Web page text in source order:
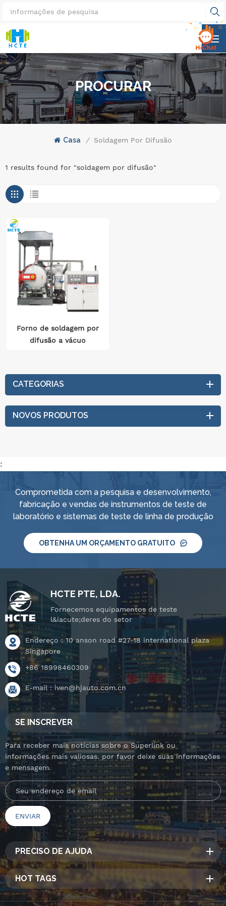
PROCURAR
Casa / Soldagem Por Difusão
1 results found for "soldagem por difusão"
Forno de soldagem por
difusão a vácuo
CATEGORIAS
NOVOS PRODUTOS
:
Comprometida com a pesquisa e desenvolvimento,
fabricação e vendas de instrumentos de teste de
laboratório e sistemas de teste de linha de produção
OBTENHA UM ORÇAMENTO GRATUITO
HCTE PTE, LDA.
Fornecemos equipamentos de teste
l&iacute;deres do setor
Endereço : 10 anson road #27-18 international plaza
Singapore
+86 18998460309
E-mail :iven@hjauto.com.cn
SE INSCREVER
Para receber mais notícias sobre o Superlink ou
informações mais valiosas. por favor deixe suas informações
e mensagem.
PRECISO DE AJUDA
HOT TAGS